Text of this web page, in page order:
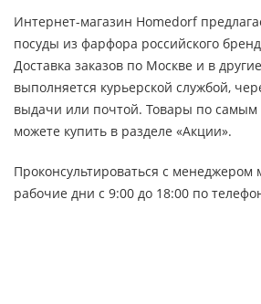
Интернет-магазин Homedorf
посуды из фарфора российского
Доставка заказов по Москве и в
выполняется курьерской службой,
выдачи или почтой. Товары по
можете купить в разделе «Акции».
Проконсультироваться с менеджером
рабочие дни с 9:00 до 18:00 по